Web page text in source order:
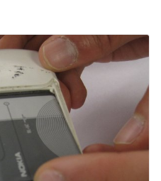
İptal Yorum gönder